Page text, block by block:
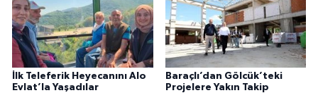
İlk Teleferik Heyecanını Alo
Evlat’la Yaşadılar
Baraçlı’dan Gölcük’teki
Projelere Yakın Takip